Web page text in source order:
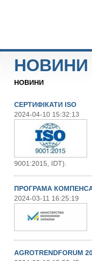
НОВИНИ
НОВИНИ
СЕРТИФІКАТИ ISO
2024-04-10 15:32:13
9001:2015, IDT).
ПРОГРАМА
2024-03-11 16:25:19
AGROTRENDFORUM